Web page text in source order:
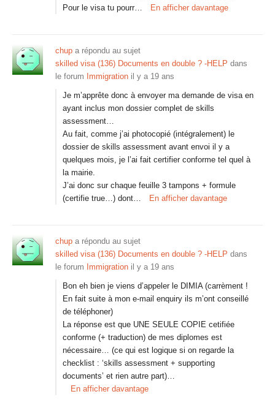
Pour le visa tu pourr…
En afficher davantage
chup a répondu au sujet
skilled visa (136) Documents en double ? -HELP dans
le forum Immigration il y a 19 ans
Je m’apprête donc à envoyer ma demande de visa en
ayant inclus mon dossier complet de skills
assessment…
Au fait, comme j’ai photocopié (intégralement) le
dossier de skills assessment avant envoi il y a
quelques mois, je l’ai fait certifier conforme tel quel à
la mairie.
J’ai donc sur chaque feuille 3 tampons + formule
(certifie true…) dont…
En afficher davantage
chup a répondu au sujet
skilled visa (136) Documents en double ? -HELP dans
le forum Immigration il y a 19 ans
Bon eh bien je viens d’appeler le DIMIA (carrèment !
En fait suite à mon e-mail enquiry ils m’ont conseillé
de téléphoner)
La réponse est que UNE SEULE COPIE cetifiée
conforme (+ traduction) de mes diplomes est
nécessaire… (ce qui est logique si on regarde la
checklist : ‘skills assessment + supporting
documents’ et rien autre part)…
En afficher davantage